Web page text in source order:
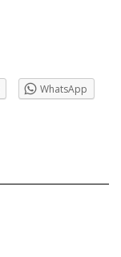
WhatsApp